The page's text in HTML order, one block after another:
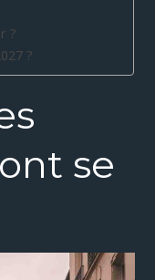
?
?
se